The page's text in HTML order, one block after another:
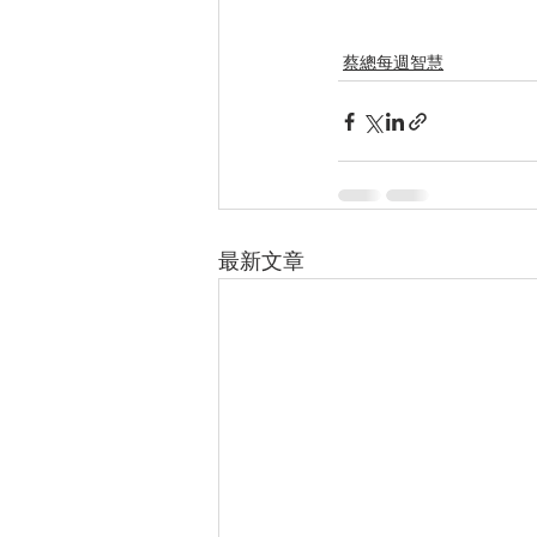
蔡總每週智慧
最新文章